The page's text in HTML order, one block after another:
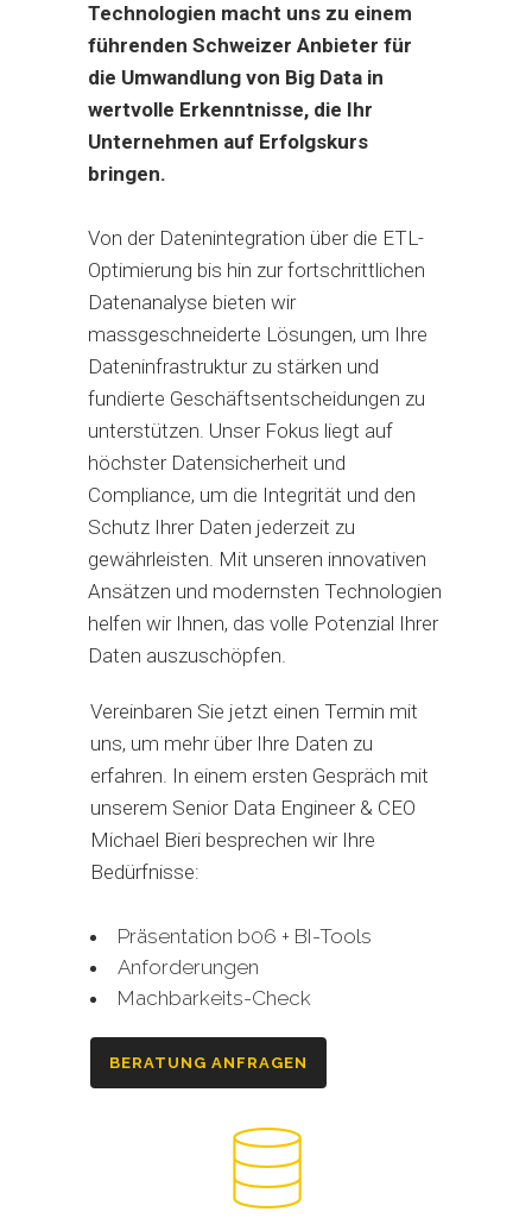
Technologien macht uns zu einem
führenden Schweizer Anbieter für
die Umwandlung von Big Data in
wertvolle Erkenntnisse, die Ihr
Unternehmen auf Erfolgskurs
bringen.
Von der Datenintegration über die ETL-
Optimierung bis hin zur fortschrittlichen
Datenanalyse bieten wir
massgeschneiderte Lösungen, um Ihre
Dateninfrastruktur zu stärken und
fundierte Geschäftsentscheidungen zu
unterstützen. Unser Fokus liegt auf
höchster Datensicherheit und
Compliance, um die Integrität und den
Schutz Ihrer Daten jederzeit zu
gewährleisten. Mit unseren innovativen
Ansätzen und modernsten Technologien
helfen wir Ihnen, das volle Potenzial Ihrer
Daten auszuschöpfen.
Vereinbaren Sie jetzt einen Termin mit
uns, um mehr über Ihre Daten zu
erfahren. In einem ersten Gespräch mit
unserem Senior Data Engineer & CEO
Michael Bieri besprechen wir Ihre
Bedürfnisse:
Präsentation b06 + BI-Tools
Anforderungen
Machbarkeits-Check
BERATUNG ANFRAGEN